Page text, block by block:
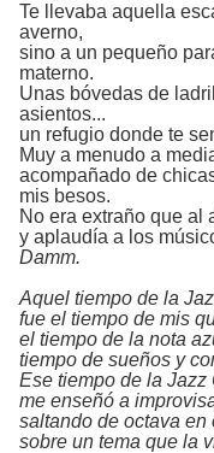
Te llevaba aquella
averno,
sino a un pequeño
materno.
Unas bóvedas de
asientos...
un refugio donde te
Muy a menudo a
acompañado de
mis besos.
No era extraño que al
y aplaudía a los
Damm.
Aquel tiempo de la
fue el tiempo de mis
el tiempo de la nota
tiempo de sueños y
Ese tiempo de la Jazz
me enseñó a
saltando de octava en
sobre un tema que la